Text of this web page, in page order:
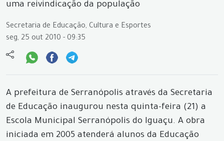
uma reivindicação da população
Secretaria de Educação, Cultura e Esportes
seg, 25 out 2010 - 09:35
A prefeitura de Serranópolis através da Secretaria
de Educação inaugurou nesta quinta-feira (21) a
Escola Municipal Serranópolis do Iguaçu. A obra
iniciada em 2005 atenderá alunos da Educação